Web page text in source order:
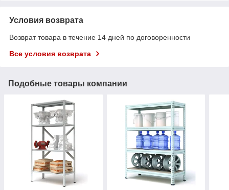
Условия возврата
Возврат товара в течение 14 дней по договоренности
Все условия возврата
Подобные товары компании